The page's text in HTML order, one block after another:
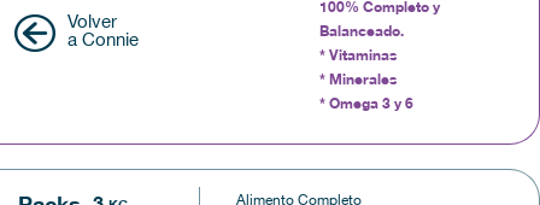
Volver
a Connie
100% Completo y
Balanceado.
* Vitaminas
* Minerales
* Omega 3 y 6
Alimento Completo